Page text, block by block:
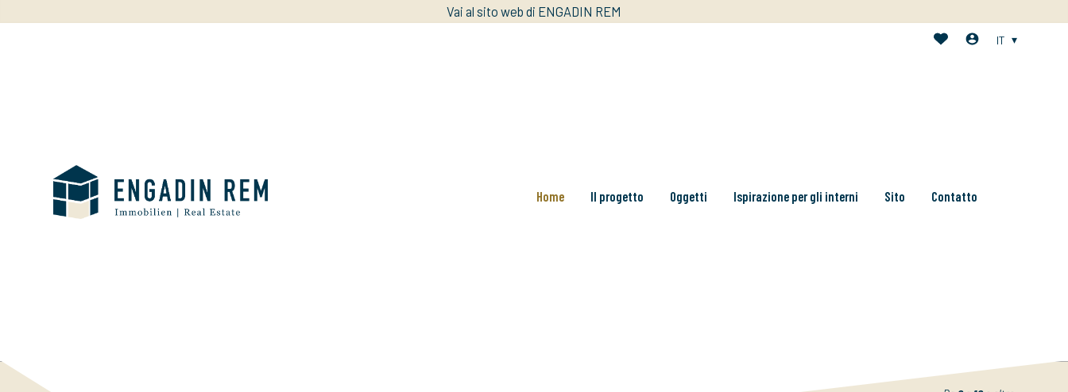
Vai al sito web di ENGADIN REM
Home Il progetto Oggetti Ispirazione per gli interni Sito Contatto
IT